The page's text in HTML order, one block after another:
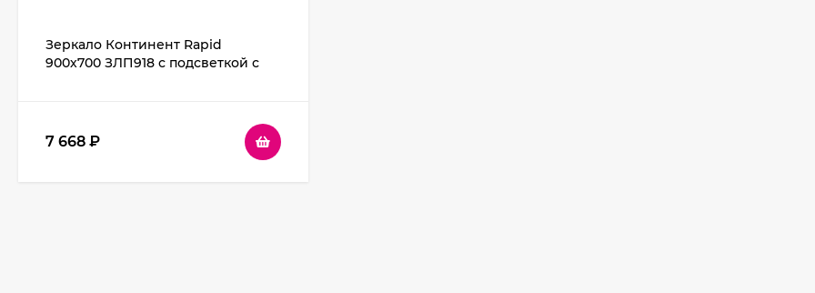
Зеркало Континент Rapid
900х700 ЗЛП918 с подсветкой с
7 668 ₽